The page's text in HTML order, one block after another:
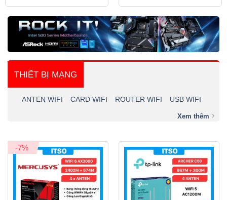
2,490,000₫.
là:
THIẾT BỊ MẠNG
ANTEN WIFI CARD WIFI ROUTER WIFI USB WIFI
Xem thêm
-7%